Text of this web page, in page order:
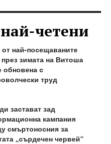
четени
от най-посещаваните
зимата на Витоша
обновена с
труд
застават зад
кампания
смъртоносния за
„сърдечен червей“